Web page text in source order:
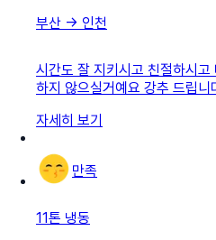
부산 → 인천
시간도 잘 지키시고 친절하시
하지 않으실거예요 강추 드립니
자세히 보기
만족
11톤 냉동